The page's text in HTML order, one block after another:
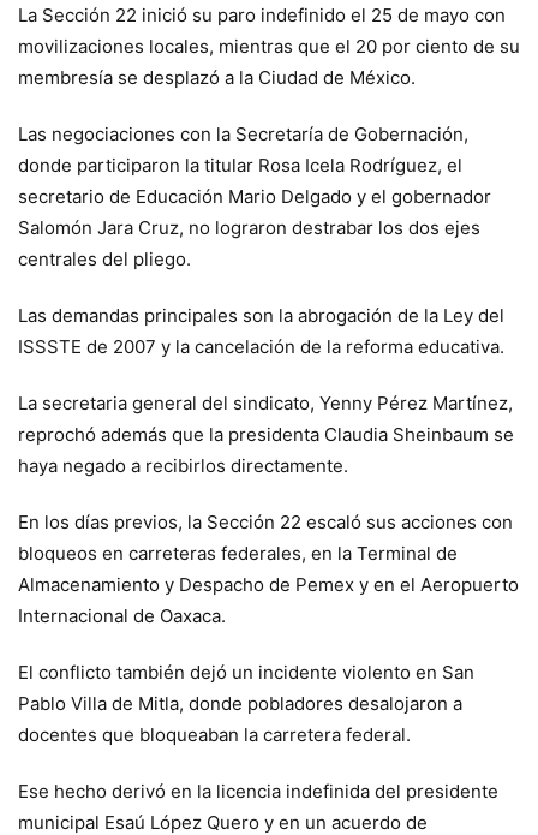
La Sección 22 inició su paro indefinido el 25 de mayo con
movilizaciones locales, mientras que el 20 por ciento de su
membresía se desplazó a la Ciudad de México.
Las negociaciones con la Secretaría de Gobernación,
donde participaron la titular Rosa Icela Rodríguez, el
secretario de Educación Mario Delgado y el gobernador
Salomón Jara Cruz, no lograron destrabar los dos ejes
centrales del pliego.
Las demandas principales son la abrogación de la Ley del
ISSSTE de 2007 y la cancelación de la reforma educativa.
La secretaria general del sindicato, Yenny Pérez Martínez,
reprochó además que la presidenta Claudia Sheinbaum se
haya negado a recibirlos directamente.
En los días previos, la Sección 22 escaló sus acciones con
bloqueos en carreteras federales, en la Terminal de
Almacenamiento y Despacho de Pemex y en el Aeropuerto
Internacional de Oaxaca.
El conflicto también dejó un incidente violento en San
Pablo Villa de Mitla, donde pobladores desalojaron a
docentes que bloqueaban la carretera federal.
Ese hecho derivó en la licencia indefinida del presidente
municipal Esaú López Quero y en un acuerdo de